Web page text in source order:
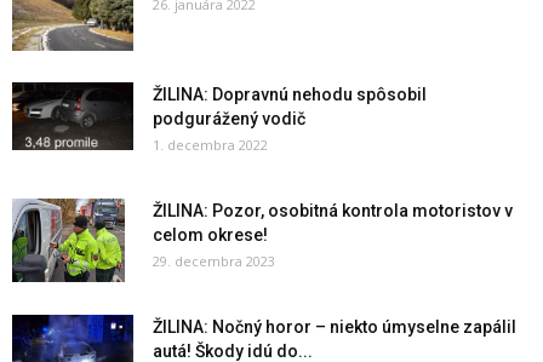
26. januára 2022
ŽILINA: Dopravnú nehodu spôsobil
podgurážený vodič
1. decembra 2022
ŽILINA: Pozor, osobitná kontrola motoristov v
celom okrese!
29. decembra 2023
ŽILINA: Nočný horor – niekto úmyselne zapálil
autá! Škody idú do...